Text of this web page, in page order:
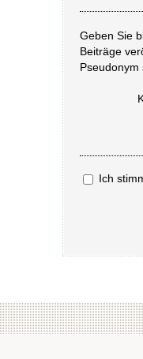
Geben Sie
Beiträge
Pseudonym
Ich